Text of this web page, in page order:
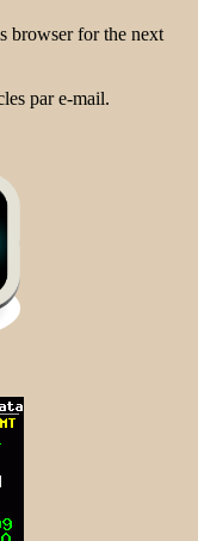
browser for the next
par e-mail.